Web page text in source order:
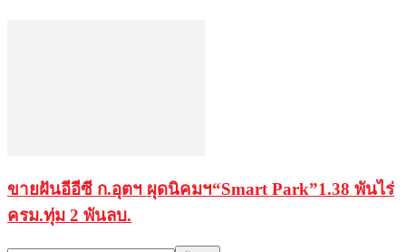
ขายฝันอีอีซี ก.อุตฯ ผุดนิคมฯ“Smart Park”1.38 พันไร่
ครม.ทุ่ม 2 พันลบ.